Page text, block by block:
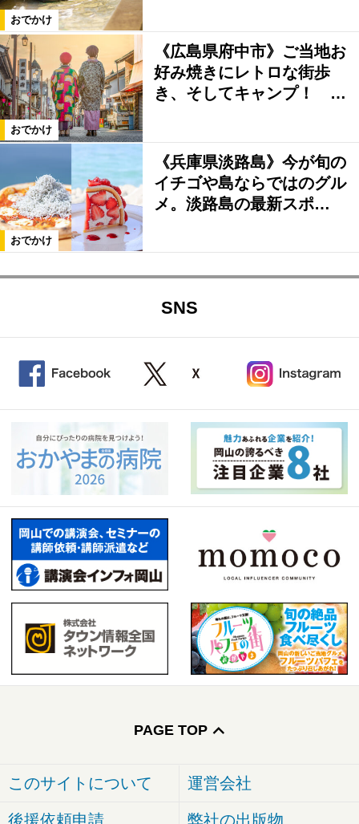
おでかけ
おでかけ
《広島県府中市》ご当地お
好み焼きにレトロな街歩
き、そしてキャンプ！ …
おでかけ
《兵庫県淡路島》今が旬の
イチゴや島ならではのグル
メ。淡路島の最新スポ…
SNS
PAGE TOP
このサイトについて 運営会社
後援依頼申請 弊社の出版物